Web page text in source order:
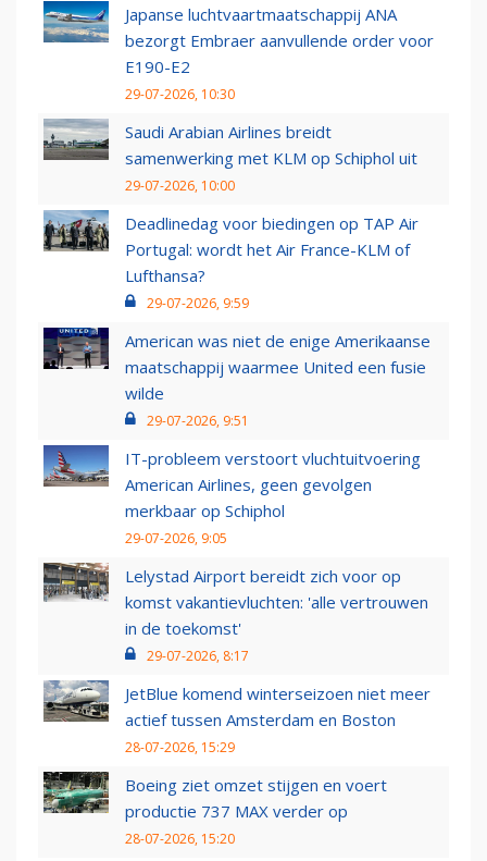
Japanse luchtvaartmaatschappij ANA
bezorgt Embraer aanvullende order voor
E190-E2
29-07-2026, 10:30
Saudi Arabian Airlines breidt
samenwerking met KLM op Schiphol uit
29-07-2026, 10:00
Deadlinedag voor biedingen op TAP Air
Portugal: wordt het Air France-KLM of
Lufthansa?
29-07-2026, 9:59
American was niet de enige Amerikaanse
maatschappij waarmee United een fusie
wilde
29-07-2026, 9:51
IT-probleem verstoort vluchtuitvoering
American Airlines, geen gevolgen
merkbaar op Schiphol
29-07-2026, 9:05
Lelystad Airport bereidt zich voor op
komst vakantievluchten: 'alle vertrouwen
in de toekomst'
29-07-2026, 8:17
JetBlue komend winterseizoen niet meer
actief tussen Amsterdam en Boston
28-07-2026, 15:29
Boeing ziet omzet stijgen en voert
productie 737 MAX verder op
28-07-2026, 15:20